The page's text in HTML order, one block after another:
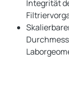
Integrität